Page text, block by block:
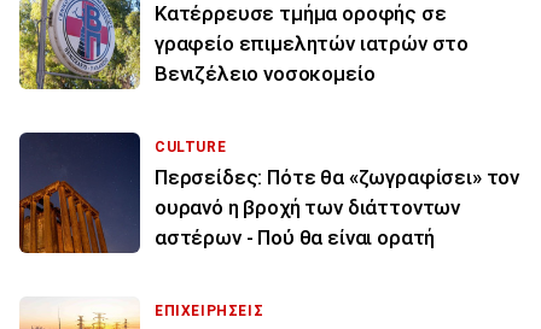
Κατέρρευσε τμήμα οροφής σε
γραφείο επιμελητών ιατρών στο
Βενιζέλειο νοσοκομείο
CULTURE
Περσείδες: Πότε θα «ζωγραφίσει» τον
ουρανό η βροχή των διάττοντων
αστέρων - Πού θα είναι ορατή
ΕΠΙΧΕΙΡΗΣΕΙΣ